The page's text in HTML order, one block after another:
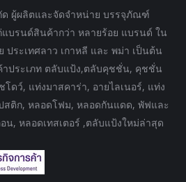
ด ผู้ผลิตและจัดจำหน่าย บรรจุภัณฑ์
แบรนด์สินค้ากว่า หลายร้อย แบรนด์ ใน
ประเทศลาว เกาหลี และ พม่า เป็นต้น
ประเภท ตลับแป้ง,ตลับคุชชั่น, คุชชั่น
ดว์, แท่งมาสคาร่า, อายไลเนอร์, แท่ง
สติก, หลอดโฟม, หลอดกันแดด, พัฟและ
, หลอดเทสเตอร์ ,ตลับแป้งใหม่ล่าสุด